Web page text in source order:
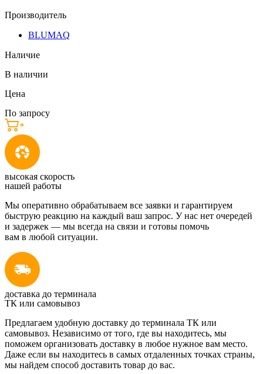
Производитель
BLUMAQ
Наличие
В наличии
Цена
По запросу
высокая скорость
нашей работы
Мы оперативно обрабатываем все заявки и гарантируем
быструю реакцию на каждый ваш запрос. У нас нет очередей
и задержек — мы всегда на связи и готовы помочь
вам в любой ситуации.
доставка до терминала
ТК или самовывоз
Предлагаем удобную доставку до терминала ТК или
самовывоз. Независимо от того, где вы находитесь, мы
поможем организовать доставку в любое нужное вам место.
Даже если вы находитесь в самых отдаленных точках страны,
мы найдем способ доставить товар до вас.